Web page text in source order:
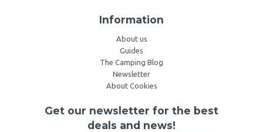
Information
About us
Guides
The Camping Blog
Newsletter
About Cookies
Get our newsletter for the best
deals and news!